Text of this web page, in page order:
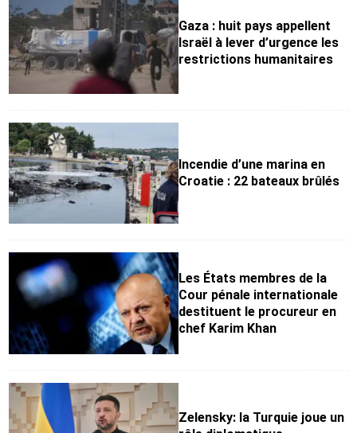
Gaza : huit pays appellent
Israël à lever d’urgence les
restrictions humanitaires
Incendie d’une marina en
Croatie : 22 bateaux brûlés
Les États membres de la
Cour pénale internationale
destituent le procureur en
chef Karim Khan
Zelensky: la Turquie joue un